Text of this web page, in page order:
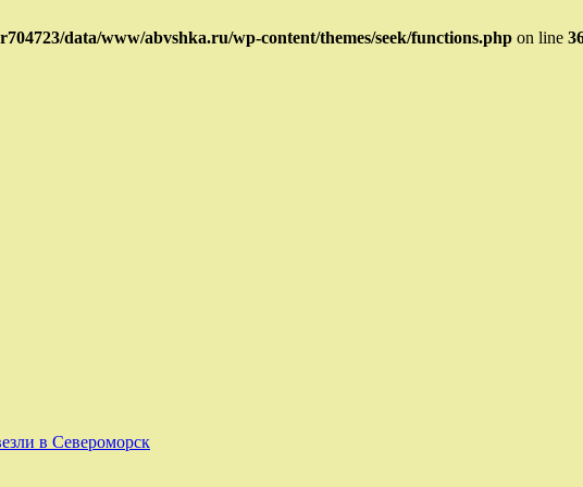
data/www/abvshka.ru/wp-content/themes/seek/functions.php on line
в Североморск